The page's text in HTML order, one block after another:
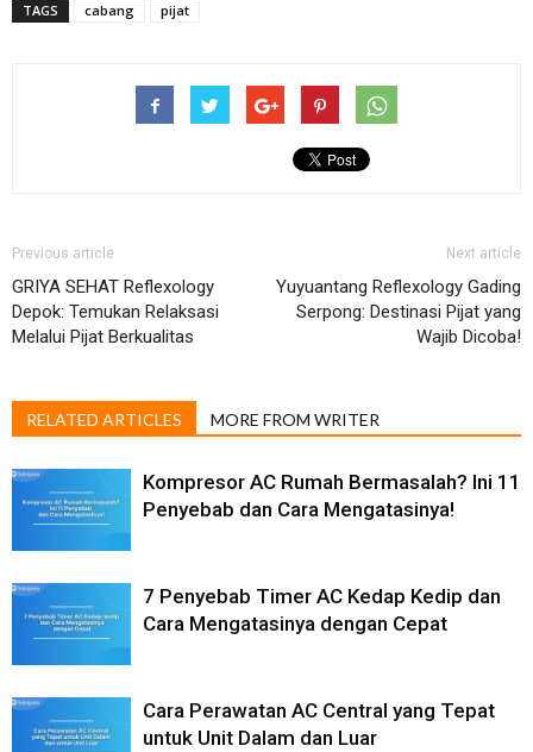
TAGS cabang pijat
Previous article
GRIYA SEHAT Reflexology
Depok: Temukan Relaksasi
Melalui Pijat Berkualitas
Next article
Yuyuantang Reflexology Gading
Serpong: Destinasi Pijat yang
Wajib Dicoba!
RELATED ARTICLES MORE FROM WRITER
Kompresor AC Rumah Bermasalah? Ini 11
Penyebab dan Cara Mengatasinya!
7 Penyebab Timer AC Kedap Kedip dan
Cara Mengatasinya dengan Cepat
Cara Perawatan AC Central yang Tepat
untuk Unit Dalam dan Luar